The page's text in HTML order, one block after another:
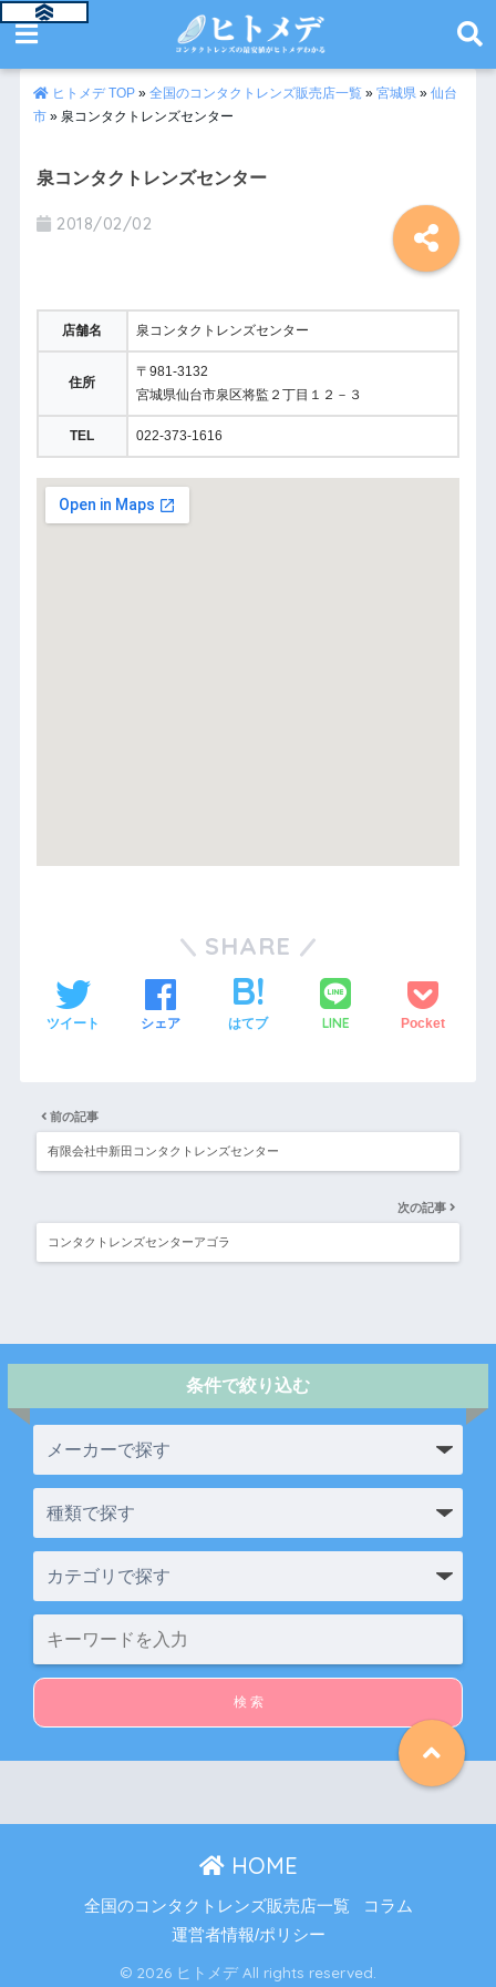
ヒトメデ TOP» 全国のコンタクトレンズ販売店一覧» 宮城県» 仙台
市» 泉コンタクトレンズセンター
泉コンタクトレンズセンター
2018/02/02
店舗名 泉コンタクトレンズセンター
住所
〒 981-3132
宮城県仙台市泉区将監２丁目１２－３
TEL 022-373-1616
SHARE
ツイート シェア はてブ LINE Pocket
前の記事
有限会社中新田コンタクトレンズセンター
次の記事
コンタクトレンズセンターアゴラ
条件で絞り込む
HOME
全国のコンタクトレンズ販売店一覧
コラム
運営者情報/ポリシー
© 2026 ヒトメデ All rights reserved.